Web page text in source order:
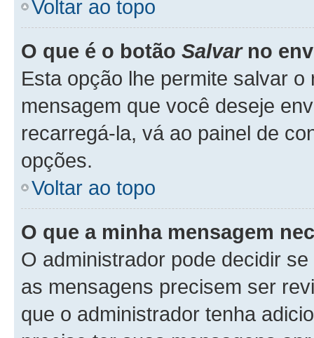
Voltar ao topo
O que é o botão Salvarno
Esta opção lhe permite salvar
mensagem que você deseje
recarregá-la, vá ao painel de
opções.
Voltar ao topo
O que a minha mensagem
O administrador pode decidir
as mensagens precisem ser
que o administrador tenha